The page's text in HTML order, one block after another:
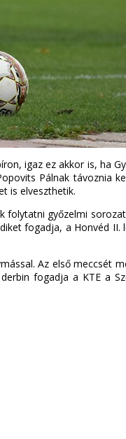
igaz ez akkor is, ha
Pálnak távoznia
is elveszthetik.
győzelmi
fogadja, a Honvéd II.
Az első meccsét
fogadja a KTE a